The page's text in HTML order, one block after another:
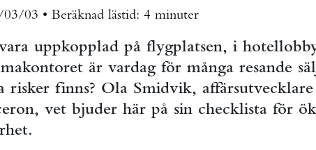
03 • Beräknad lästid: 4 minuter
uppkopplad på flygplatsen, i
är vardag för många resande
risker finns? Ola Smidvik, affärsutvecklare
vet bjuder här på sin checklista för